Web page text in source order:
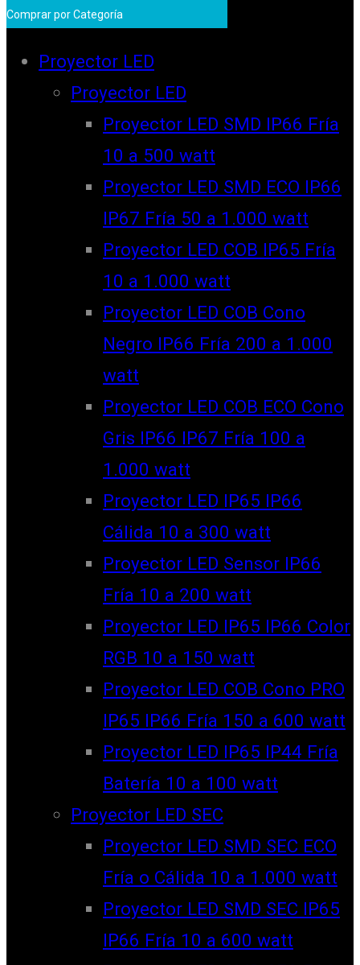
Comprar por Categoría
Proyector LED
Proyector LED
Proyector LED SMD IP66 Fría
10 a 500 watt
Proyector LED SMD ECO IP66
IP67 Fría 50 a 1.000 watt
Proyector LED COB IP65 Fría
10 a 1.000 watt
Proyector LED COB Cono
Negro IP66 Fría 200 a 1.000
watt
Proyector LED COB ECO Cono
Gris IP66 IP67 Fría 100 a
1.000 watt
Proyector LED IP65 IP66
Cálida 10 a 300 watt
Proyector LED Sensor IP66
Fría 10 a 200 watt
Proyector LED IP65 IP66 Color
RGB 10 a 150 watt
Proyector LED COB Cono PRO
IP65 IP66 Fría 150 a 600 watt
Proyector LED IP65 IP44 Fría
Batería 10 a 100 watt
Proyector LED SEC
Proyector LED SMD SEC ECO
Fría o Cálida 10 a 1.000 watt
Proyector LED SMD SEC IP65
IP66 Fría 10 a 600 watt